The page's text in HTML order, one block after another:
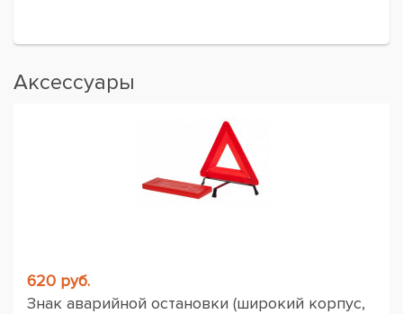
Аксессуары
620 руб.
Знак аварийной остановки (широкий корпус,